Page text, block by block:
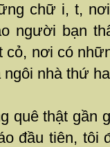
chữ i, t,
người bạn
cỏ, nơi có
nhà thứ
quê thật gần
đầu tiên, tôi